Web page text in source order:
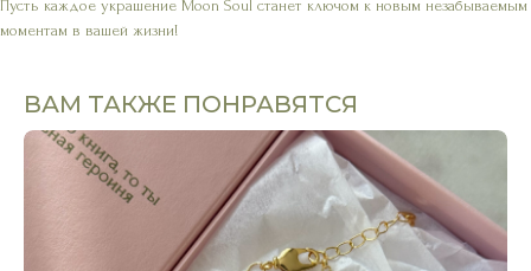
Пусть каждое украшение Moon Soul станет ключом к новым незабываемым
моментам в вашей жизни!
ВАМ ТАКЖЕ ПОНРАВЯТСЯ